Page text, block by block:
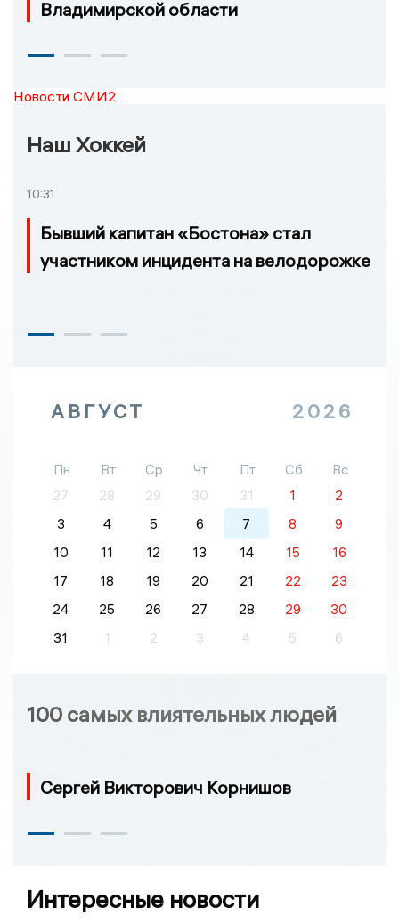
Владимирской области
Новости СМИ2
Наш Хоккей
10:31
Бывший капитан «Бостона» стал
участником инцидента на велодорожке
АВГУСТ 2026
Пн Вт Ср Чт Пт Сб
Вс
27
28 29 30 31 1
2
3
4 5 6 7 8
9
10
11 12 13 14 15
16
17
18 19 20 21 22
23
24
25 26 27 28 29
30
31
1 2 3 4 5 6
100 самых влиятельных людей
Сергей Викторович Корнишов
Интересные новости